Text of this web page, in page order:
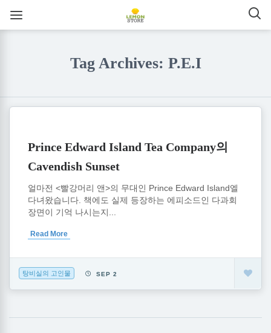
Tag Archives: P.E.I
Prince Edward Island Tea Company의
Cavendish Sunset
얼마전 <빨강머리 앤>의 무대인 Prince Edward Island엘
다녀왔습니다. 책에도 실제 등장하는 에피소드인 다과회
장면이 기억 나시는지...
Read More
탕비실의 고인물 SEP 2